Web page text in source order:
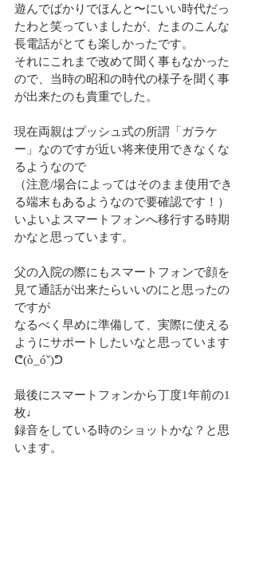
遊んでばかりでほんと〜にいい時代だっ
たわと笑っていましたが、たまのこんな
長電話がとても楽しかったです。
それにこれまで改めて聞く事もなかった
ので、当時の昭和の時代の様子を聞く事
が出来たのも貴重でした。
現在両親はプッシュ式の所謂「ガラケ
ー」なのですが近い将来使用できなくな
るようなので
（注意/場合によってはそのまま使用でき
る端末もあるようなので要確認です！）
いよいよスマートフォンへ移行する時期
かなと思っています。
父の入院の際にもスマートフォンで顔を
見て通話が出来たらいいのにと思ったの
ですが
なるべく早めに準備して、実際に使える
ようにサポートしたいなと思っています
ᕦ(ò_óˇ)ᕤ
最後にスマートフォンから丁度1年前の1
枚♩
録音をしている時のショットかな？と思
います。